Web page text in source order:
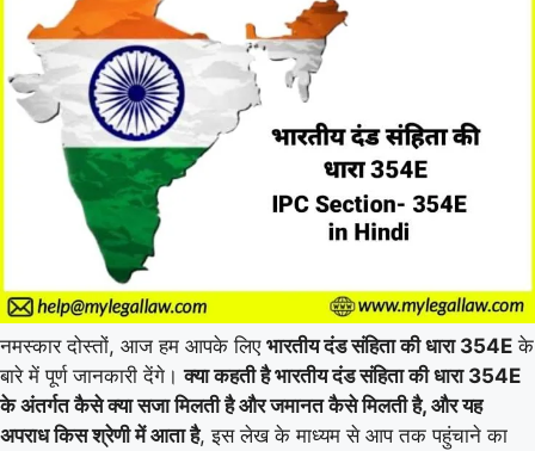
नमस्कार दोस्तों, आज हम आपके लिए भारतीय दंड संहिता की धारा 354E के
बारे में पूर्ण जानकारी देंगे।क्या कहती है भारतीय दंड संहिता की धारा 354E
के अंतर्गत कैसे क्या सजा मिलती है और जमानत कैसे मिलती है, और यह
अपराध किस श्रेणी में आता है, इस लेख के माध्यम से आप तक पहुंचाने का